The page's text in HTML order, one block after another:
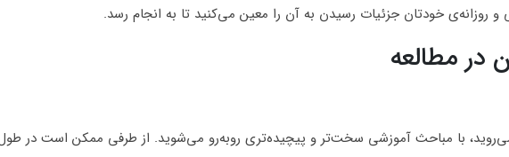
و روزانه‌ی خودتان جزئیات رسیدن به آن را معین می‌کنید تا به انجام رسد.
در مطالعه
با مباحث آموزشی سخت‌تر و پیچیده‌تری روبه‌رو می‌شوید. از طرفی ممکن است در طول